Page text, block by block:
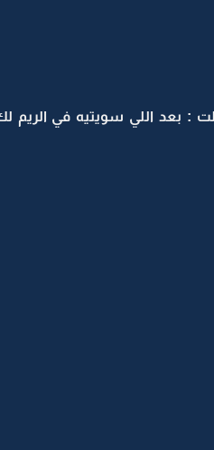
: بعد اللي سويتيه في الريم